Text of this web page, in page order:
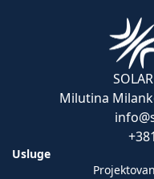
Milutina
Usluge